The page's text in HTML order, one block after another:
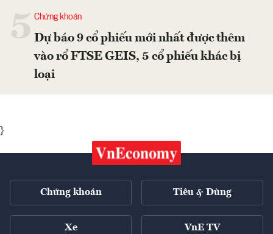
Chứng khoán
Dự báo 9 cổ phiếu mới nhất được thêm
vào rổ FTSE GEIS, 5 cổ phiếu khác bị
loại
}
Chứng khoán Tiêu & Dùng
Xe VnE TV